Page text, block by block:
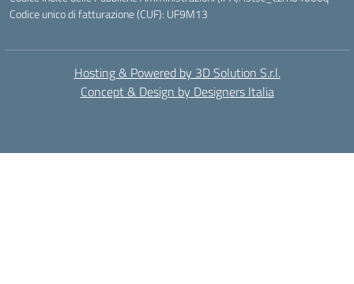
Codice unico di fatturazione (CUF): UF9M13
Hosting & Powered by 3D Solution S.r.l.
Concept & Design by Designers Italia